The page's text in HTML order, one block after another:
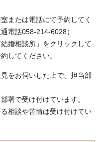
または電話にて予約してく
電話058-214-6028）
婚相談所」をクリックして
してください。
をお伺いした上で、担当部
署で受け付けています。
相談や苦情は受け付けてい